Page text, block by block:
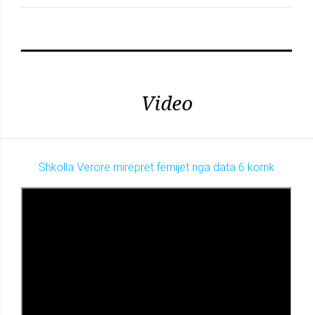
Video
Shkolla Verore mirëpret fëmijët nga data 6 korrik